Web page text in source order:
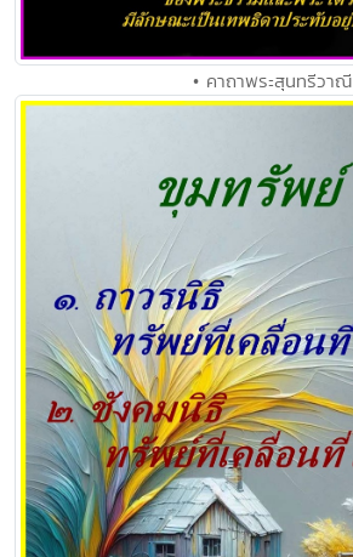
• คาถาพระสุนทรีวาณี